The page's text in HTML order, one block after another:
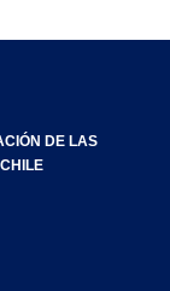
DE LAS